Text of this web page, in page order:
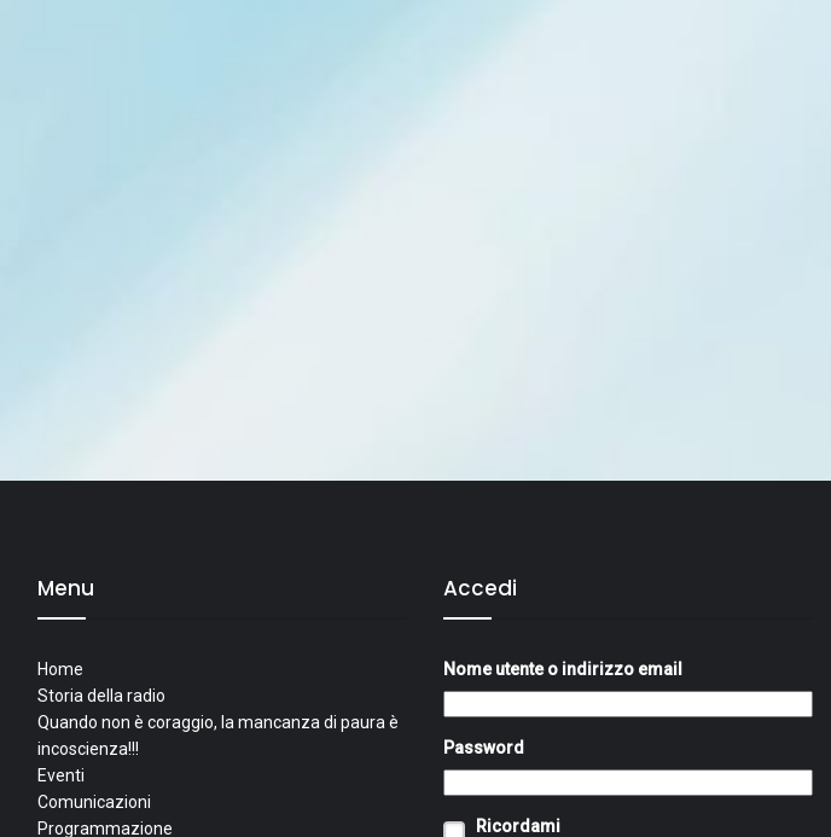
Menu
Home
Storia della radio
Quando non è coraggio, la mancanza di paura è
incoscienza!!!
Eventi
Comunicazioni
Programmazione
Accedi
Nome utente o indirizzo email
Password
Ricordami